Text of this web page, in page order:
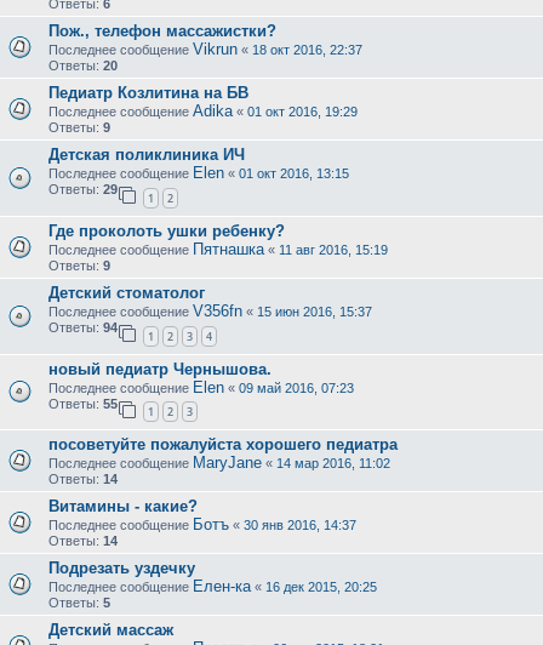
Ответы: 6
Пож., телефон массажистки?
Последнее сообщение Vikrun « 18 окт 2016, 22:37
Ответы: 20
Педиатр Козлитина на БВ
Последнее сообщение Adika« 01 окт 2016, 19:29
Ответы: 9
Детская поликлиника ИЧ
Последнее сообщение Elen « 01 окт 2016, 13:15
Ответы: 29
1 2
Где проколоть ушки ребенку?
Последнее сообщение Пятнашка « 11 авг 2016, 15:19
Ответы: 9
Детский стоматолог
Последнее сообщение V356fn « 15 июн 2016, 15:37
Ответы: 94
1 2 3 4
новый педиатр Чернышова.
Последнее сообщение Elen « 09 май 2016, 07:23
Ответы: 55
1 2 3
посоветуйте пожалуйста хорошего педиатра
Последнее сообщение MaryJane « 14 мар 2016, 11:02
Ответы: 14
Витамины - какие?
Последнее сообщение Ботъ « 30 янв 2016, 14:37
Ответы: 14
Подрезать уздечку
Последнее сообщение Елен-ка « 16 дек 2015, 20:25
Ответы: 5
Детский массаж